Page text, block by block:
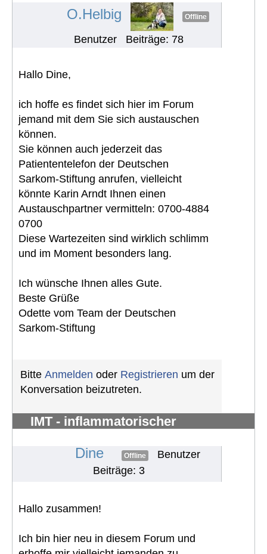
O.Helbig Offline
Benutzer Beiträge: 78
Hallo Dine,
ich hoffe es findet sich hier im Forum
jemand mit dem Sie sich austauschen
können.
Sie können auch jederzeit das
Patiententelefon der Deutschen
Sarkom-Stiftung anrufen, vielleicht
könnte Karin Arndt Ihnen einen
Austauschpartner vermitteln: 0700-4884
0700
Diese Wartezeiten sind wirklich schlimm
und im Moment besonders lang.
Ich wünsche Ihnen alles Gute.
Beste Grüße
Odette vom Team der Deutschen
Sarkom-Stiftung
Bitte Anmelden oder Registrieren um der
Konversation beizutreten.
IMT - inflammatorischer
Dine Offline
Benutzer
Beiträge: 3
Hallo zusammen!
Ich bin hier neu in diesem Forum und